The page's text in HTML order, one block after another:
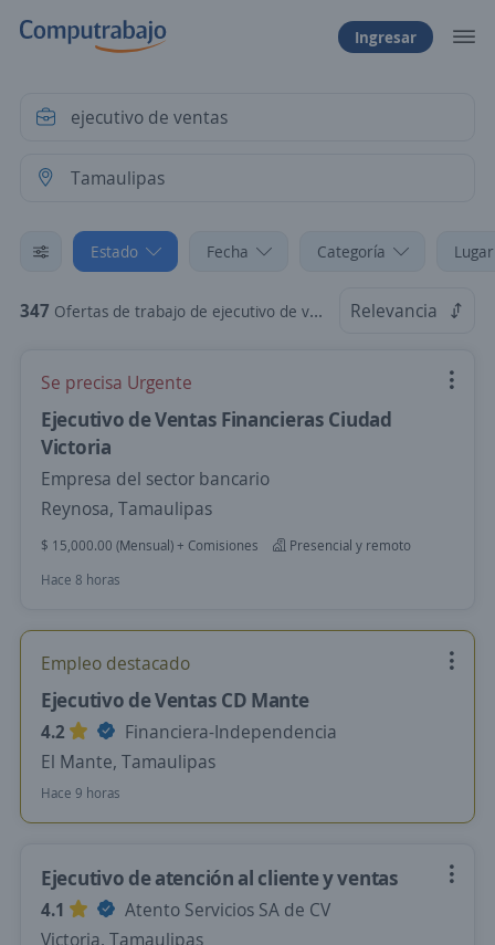
Ingresar
Estado Fecha Categoría
347 Ofertas de trabajo de ejecutivo de ventas en Tamaulipas Relevancia
Se precisa Urgente
Ejecutivo de Ventas Financieras Ciudad
Victoria
Empresa del sector bancario
Reynosa, Tamaulipas
$ 15,000.00 (Mensual) + Comisiones
Presencial y remoto
Hace 8 horas
Empleo destacado
Ejecutivo de Ventas CD Mante
4.2
Financiera-Independencia
El Mante, Tamaulipas
Hace 9 horas
Ejecutivo de atención al cliente y ventas
4.1
Atento Servicios SA de CV
Victoria, Tamaulipas